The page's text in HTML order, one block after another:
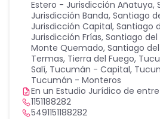
Estero - Jurisdicción Añatuya,
Jurisdicción Banda, Santiago
Jurisdicción Capital, Santiago
Jurisdicción Frías, Santiago
Monte Quemado, Santiago
Termas, Tierra del Fuego,
Salí, Tucumán - Capital,
Tucumán - Monteros
En un Estudio Jurídico de
1151188282
5491151188282